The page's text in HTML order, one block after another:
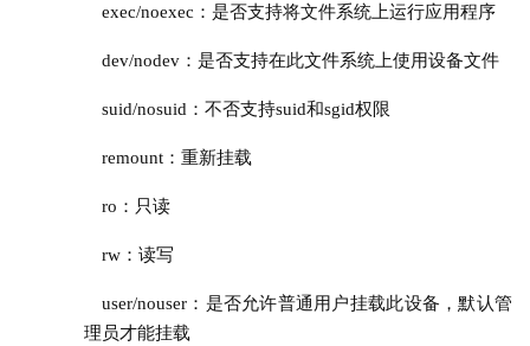
exec/noexec：是否支持将文件系统上运行应用程序
dev/nodev：是否支持在此文件系统上使用设备文件
suid/nosuid：不否支持suid和sgid权限
remount：重新挂载
ro：只读
rw： 读写
user/nouser：是否允许普通用户挂载此设备，默认管
理员才能挂载